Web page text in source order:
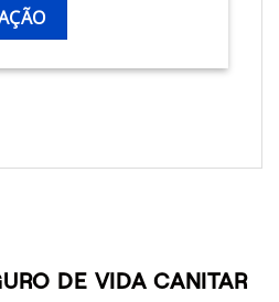
DE VIDA CANITAR